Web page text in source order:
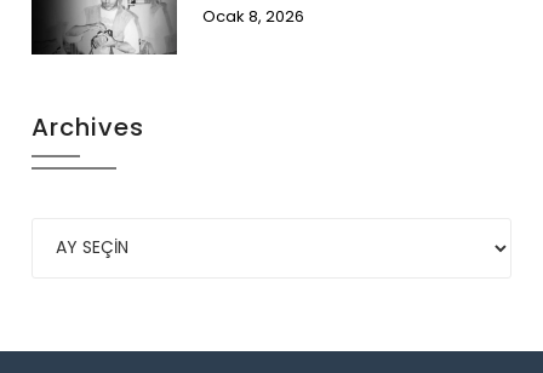
Ocak 8, 2026
Archives